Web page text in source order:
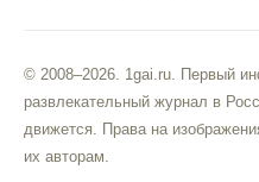
© 2008–2026. 1gai.ru. Первый
развлекательный журнал в
движется. Права на
их авторам.